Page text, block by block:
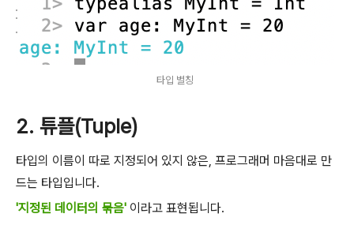
타입 별칭
2. 튜플(Tuple)
타입의 이름이 따로 지정되어 있지 않은, 프로그래머 마음대로 만
드는 타입입니다.
'지정된 데이터의 묶음' 이라고 표현됩니다.